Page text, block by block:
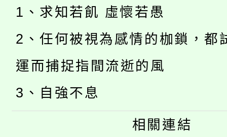
1、求知若飢 虛懷若愚
2、任何被視為感情的枷鎖，都
運而捕捉指間流逝的風
3、自強不息
相關連結